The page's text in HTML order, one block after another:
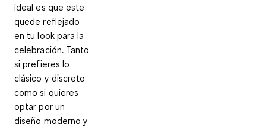
ideal es que este
quede reflejado
en tu look para la
celebración. Tanto
si prefieres lo
clásico y discreto
como si quieres
optar por un
diseño moderno y